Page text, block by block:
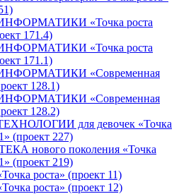
«Точка роста
171.4)
«Точка роста
171.1)
«Современная
128.1)
«Современная
128.2)
для девочек «Точка
(проект 227)
нового поколения «Точка
(проект 219)
роста» (проект 11)
роста» (проект 12)